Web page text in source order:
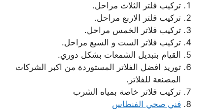
تركيب فلتر الثلاث مراحل.
تركيب فلتر الاربع مراحل.
تركيب فلاتر الخمس مراحل.
تركيب فلاتر الست و السبع مراحل.
القيام بتبديل الشمعات بشكل دوري.
توريد افضل الفلاتر المستوردة من اكبر الشركات
المصنعة للفلاتر.
تركيب فلاتر خاصة بمياه الشرب
فني صحي الفنطاس